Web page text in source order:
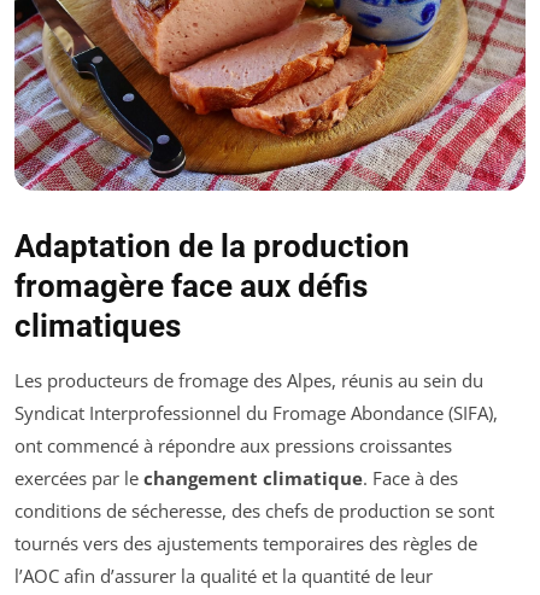
Adaptation de la production
fromagère face aux défis
climatiques
Les producteurs de fromage des Alpes, réunis au sein du
Syndicat Interprofessionnel du Fromage Abondance (SIFA),
ont commencé à répondre aux pressions croissantes
exercées par le changement climatique. Face à des
conditions de sécheresse, des chefs de production se sont
tournés vers des ajustements temporaires des règles de
l’AOC afin d’assurer la qualité et la quantité de leur